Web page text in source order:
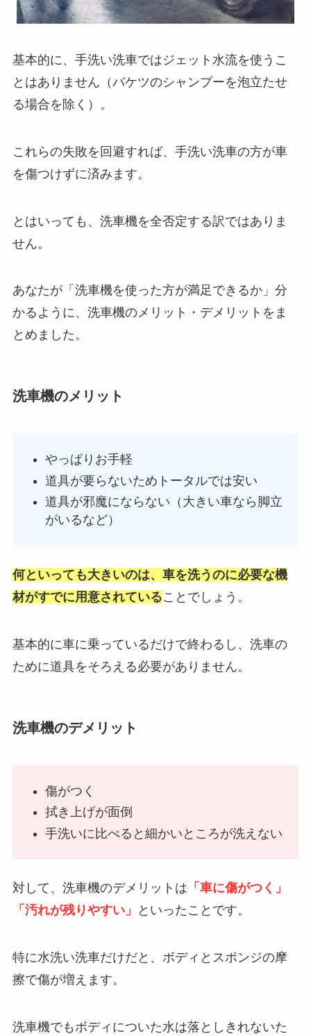
基本的に、手洗い洗車ではジェット水流を使うこ
とはありません（バケツのシャンプーを泡立たせ
る場合を除く）。
これらの失敗を回避すれば、手洗い洗車の方が車
を傷つけずに済みます。
とはいっても、洗車機を全否定する訳ではありま
せん。
あなたが「洗車機を使った方が満足できるか」分
かるように、洗車機のメリット・デメリットをま
とめました。
洗車機のメリット
やっぱりお手軽
道具が要らないためトータルでは安い
道具が邪魔にならない（大きい車なら脚立
がいるなど）
何といっても大きいのは、車を洗うのに必要な機
材がすでに用意されていることでしょう。
基本的に車に乗っているだけで終わるし、洗車の
ために道具をそろえる必要がありません。
洗車機のデメリット
傷がつく
拭き上げが面倒
手洗いに比べると細かいところが洗えない
対して、洗車機のデメリットは 「車に傷がつく」
「汚れが残りやすい」
といったことです。
特に水洗い洗車だけだと、ボディとスポンジの摩
擦で傷が増えます。
洗車機でもボディについた水は落としきれないた